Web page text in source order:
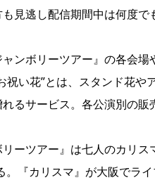
見逃し配信期間中は何度で
ンボリーツアー』の各会
祝い花”とは、スタンド花
るサービス。各公演別の販
リーツアー』は七人のカリス
。『カリスマ』が大阪でラ